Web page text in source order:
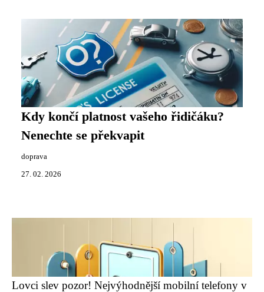
Kdy končí platnost vašeho řidičáku?
Nenechte se překvapit
doprava
27. 02. 2026
Lovci slev pozor! Nejvýhodnější mobilní telefony v